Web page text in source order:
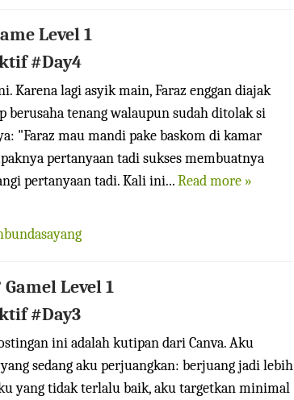
Level 1
#Day4
Karena lagi asyik main, Faraz enggan diajak
berusaha tenang walaupun sudah ditolak si
"Faraz mau mandi pake baskom di kamar
pertanyaan tadi sukses membuatnya
pertanyaan tadi. Kali ini...Read more »
Level 1
#Day3
ini adalah kutipan dari Canva. Aku
sedang aku perjuangkan: berjuang jadi lebih
yang tidak terlalu baik, aku targetkan minimal